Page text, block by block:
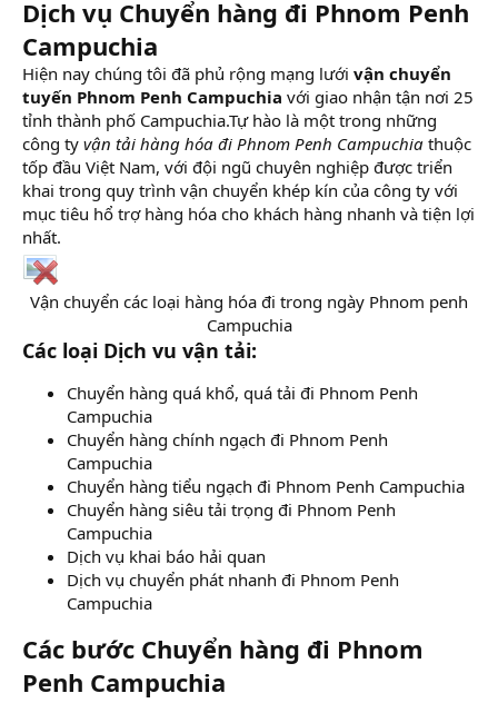
Dịch vụ Chuyển hàng đi Phnom Penh
Campuchia
Hiện nay chúng tôi đã phủ rộng mạng lưới vận chuyển
tuyến Phnom Penh Campuchia với giao nhận tận nơi 25
tỉnh thành phố Campuchia.Tự hào là một trong những
công ty vận tải hàng hóa đi Phnom Penh Campuchia thuộc
tốp đầu Việt Nam, với đội ngũ chuyên nghiệp được triển
khai trong quy trình vận chuyển khép kín của công ty với
mục tiêu hổ trợ hàng hóa cho khách hàng nhanh và tiện lợi
nhất.
Vận chuyển các loại hàng hóa đi trong ngày Phnom penh
Campuchia​
Các loại Dịch vu vận tải:
Chuyển hàng quá khổ, quá tải đi Phnom Penh
Campuchia
Chuyển hàng chính ngạch đi Phnom Penh
Campuchia
Chuyển hàng tiểu ngạch đi Phnom Penh Campuchia
Chuyển hàng siêu tải trọng đi Phnom Penh
Campuchia
Dịch vụ khai báo hải quan
Dịch vụ chuyển phát nhanh đi Phnom Penh
Campuchia
Các bước Chuyển hàng đi Phnom
Penh Campuchia